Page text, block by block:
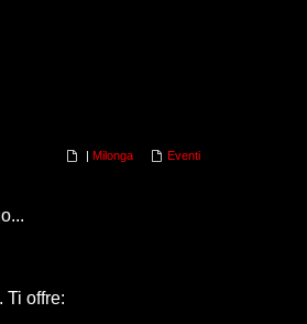
Eventi
| Milonga
Ti offre: